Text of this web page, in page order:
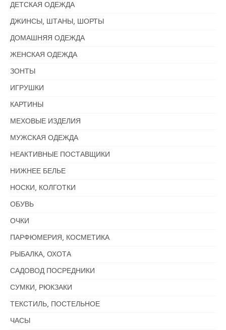
ДЕТСКАЯ ОДЕЖДА
ДЖИНСЫ, ШТАНЫ, ШОРТЫ
ДОМАШНЯЯ ОДЕЖДА
ЖЕНСКАЯ ОДЕЖДА
ЗОНТЫ
ИГРУШКИ
КАРТИНЫ
МЕХОВЫЕ ИЗДЕЛИЯ
МУЖСКАЯ ОДЕЖДА
НЕАКТИВНЫЕ ПОСТАВЩИКИ
НИЖНЕЕ БЕЛЬЕ
НОСКИ, КОЛГОТКИ
ОБУВЬ
ОЧКИ
ПАРФЮМЕРИЯ, КОСМЕТИКА
РЫБАЛКА, ОХОТА
САДОВОД ПОСРЕДНИКИ
СУМКИ, РЮКЗАКИ
ТЕКСТИЛЬ, ПОСТЕЛЬНОЕ
ЧАСЫ